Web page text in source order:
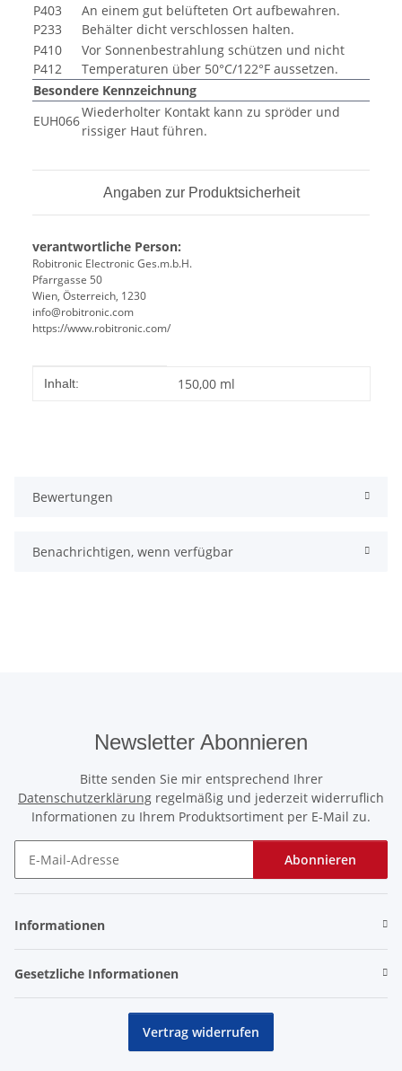
P403
P233
An einem gut belüfteten Ort aufbewahren.
Behälter dicht verschlossen halten.
P410
P412
Vor Sonnenbestrahlung schützen und nicht
Temperaturen über 50°C/122°F aussetzen.
Besondere Kennzeichnung
EUH066
Wiederholter Kontakt kann zu spröder und
rissiger Haut führen.
Angaben zur Produktsicherheit
verantwortliche Person:
Robitronic Electronic Ges.m.b.H.
Pfarrgasse 50
Wien, Österreich, 1230
info@robitronic.com
https://www.robitronic.com/
Produkteigenschaft
Wert
Inhalt: 150,00 ml
Bewertungen
Benachrichtigen, wenn verfügbar
Newsletter Abonnieren
Bitte senden Sie mir entsprechend Ihrer
Datenschutzerklärung regelmäßig und jederzeit widerruflich
Informationen zu Ihrem Produktsortiment per E-Mail zu.
Abonnieren
Informationen
Gesetzliche Informationen
Vertrag widerrufen